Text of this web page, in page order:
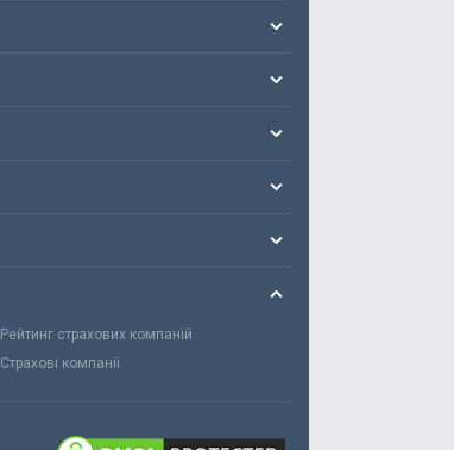
Рейтинг страхових компаній
Страхові компанії